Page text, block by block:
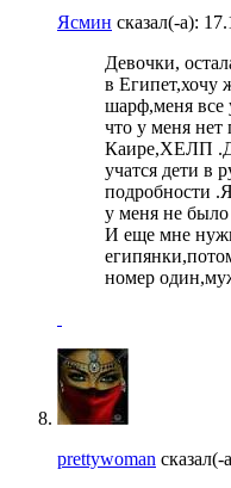
Ясмин сказал(-а):
Девочки,
в Египет,хочу
шарф,меня все
что у меня нет
Каире,ХЕЛП
учатся дети в
подробности
у меня не
И еще мне
номер
prettywoman сказал(-